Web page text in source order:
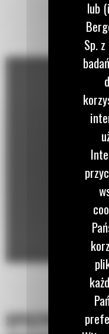
Zwiększ produktywność
wyposażenie opcjonalne).
się automatycznie, kiedy
zamówiona z Asystentem
Estymator ładowności
optymalną ładowność i
Estymatora ładowności
podczas jazdy dzięki
segmentu załadowanego
w połączeniu z asystentem
wydajność pracy operatora
przy mniejszym nakładzie
SPECYFIKACJA
lub
Sp.